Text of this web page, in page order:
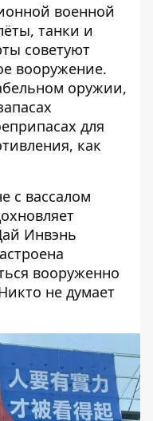
военной
танки и
советуют
вооружение.
оружии,
для
как
с вассалом
Инвэнь
вооруженно
не думает